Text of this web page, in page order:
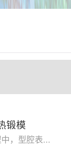
锻模
，型腔表...